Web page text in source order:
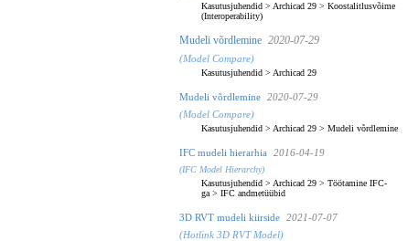
Kasutusjuhendid > Archicad 29 > Koostalitlusvõime
(Interoperability)
Mudeli võrdlemine 2020-07-29
(Model Compare)
Kasutusjuhendid > Archicad 29
Mudeli võrdlemine
2020-07-29
(Model Compare)
Kasutusjuhendid > Archicad 29 > Mudeli võrdlemine
IFC mudeli hierarhia 2016-04-19
(IFC Model Hierarchy)
Kasutusjuhendid > Archicad 29 > Töötamine IFC-
ga > IFC andmetüübid
3D RVT mudeli kiirside
2021-07-07
(Hotlink 3D RVT Model)